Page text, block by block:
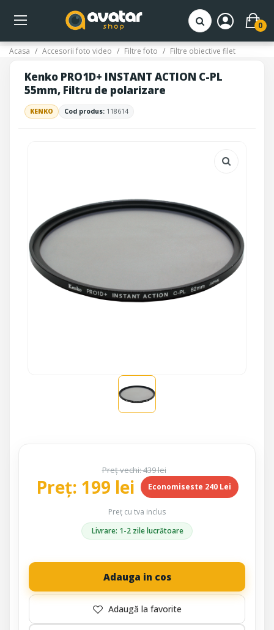
0
Acasa Accesorii foto video Filtre foto Filtre obiective filet
Kenko PRO1D+ INSTANT ACTION C-PL
55mm, Filtru de polarizare
KENKO Cod produs: 118614
Preț vechi: 439 lei
Preț: 199 lei Economiseste 240 Lei
Preț cu tva inclus
Livrare: 1-2 zile lucrătoare
Adauga in cos